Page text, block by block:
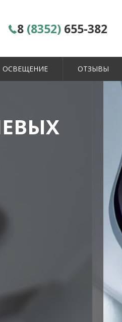
8 (8352) 655-382
ОСВЕЩЕНИЕ ОТЗЫВЫ